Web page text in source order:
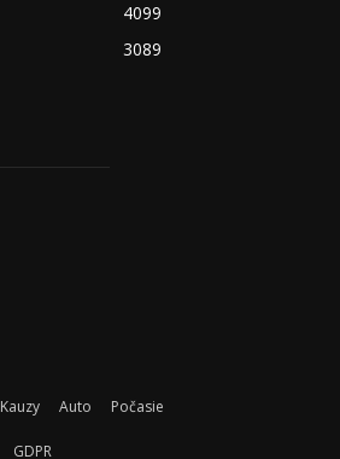
4099
3089
Kauzy Auto Počasie
GDPR